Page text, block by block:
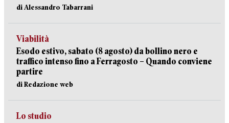
di Alessandro Tabarrani
Viabilità
Esodo estivo, sabato (8 agosto) da bollino nero e
traffico intenso fino a Ferragosto – Quando conviene
partire
di Redazione web
Lo studio